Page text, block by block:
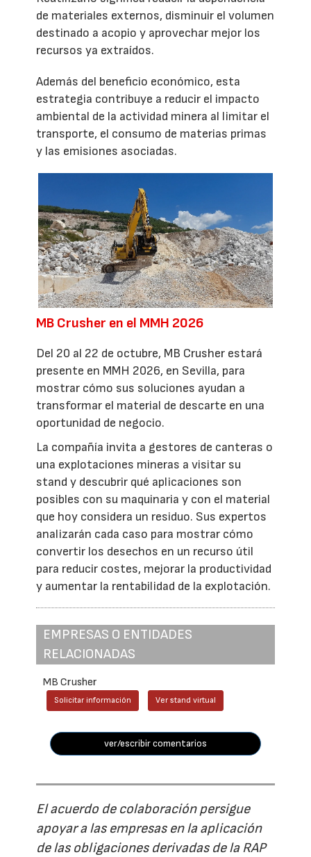
de materiales externos, disminuir el volumen
destinado a acopio y aprovechar mejor los
recursos ya extraídos.
Además del beneficio económico, esta
estrategia contribuye a reducir el impacto
ambiental de la actividad minera al limitar el
transporte, el consumo de materias primas
y las emisiones asociadas.
MB Crusher en el MMH 2026
Del 20 al 22 de octubre, MB Crusher estará
presente en MMH 2026, en Sevilla, para
mostrar cómo sus soluciones ayudan a
transformar el material de descarte en una
oportunidad de negocio.
La compañía invita a gestores de canteras o
una explotaciones mineras a visitar su
stand y descubrir qué aplicaciones son
posibles con su maquinaria y con el material
que hoy considera un residuo. Sus expertos
analizarán cada caso para mostrar cómo
convertir los desechos en un recurso útil
para reducir costes, mejorar la productividad
y aumentar la rentabilidad de la explotación.
EMPRESAS O ENTIDADES
RELACIONADAS
MB Crusher
Solicitar información Ver stand virtual
ver/escribir comentarios
El acuerdo de colaboración persigue
apoyar a las empresas en la aplicación
de las obligaciones derivadas de la RAP